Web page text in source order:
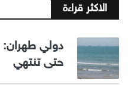
الاكثر قراءة
دولي
حتى تنتهي